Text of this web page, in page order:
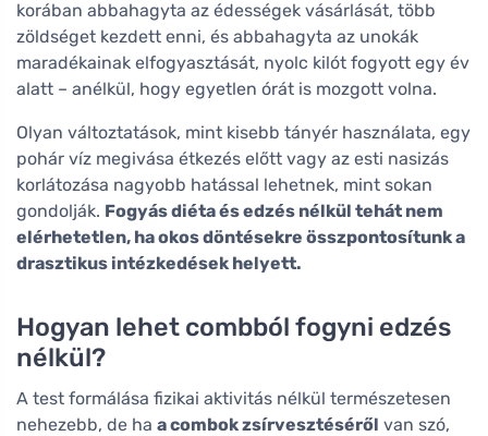
korában abbahagyta az édességek vásárlását, több
zöldséget kezdett enni, és abbahagyta az unokák
maradékainak elfogyasztását, nyolc kilót fogyott egy év
alatt – anélkül, hogy egyetlen órát is mozgott volna.
Olyan változtatások, mint kisebb tányér használata, egy
pohár víz megivása étkezés előtt vagy az esti nasizás
korlátozása nagyobb hatással lehetnek, mint sokan
gondolják. Fogyás diéta és edzés nélkül tehát nem
elérhetetlen, ha okos döntésekre összpontosítunk a
drasztikus intézkedések helyett.
Hogyan lehet combból fogyni edzés
nélkül?
A test formálása fizikai aktivitás nélkül természetesen
nehezebb, de ha a combok zsírvesztéséről van szó,